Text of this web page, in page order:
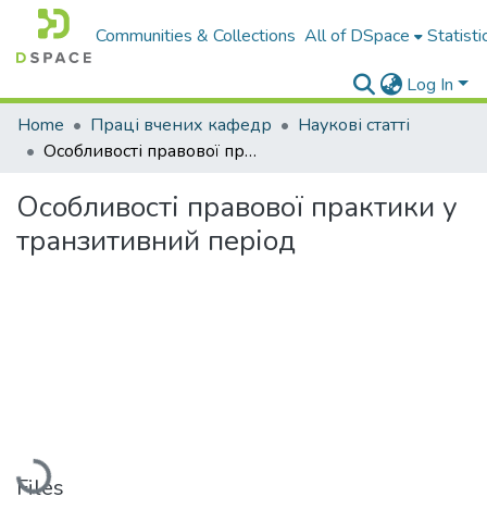
Communities & Collections All of DSpace
Log In
Home
Праці вчених кафедр
Наукові статті
Особливості правової практики у транзитивний період
Особливості правової практики у
транзитивний період
Loading...
Files